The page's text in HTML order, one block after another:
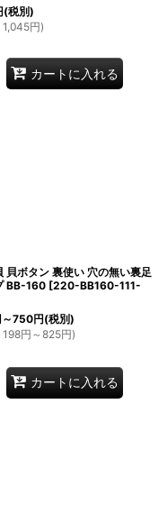
(税別)
1,045円)
カートに入れる
貝ボタン 裏使い 穴の無い裏足
BB-160 [220-BB160-111-
～750円(税別)
198円 ～825円)
カートに入れる